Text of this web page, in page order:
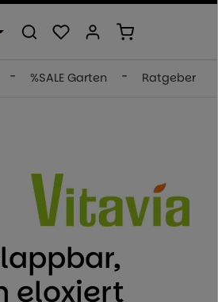
Du hast 0 Produkte auf dem
Warenkorb
- %SALE Garten - Ratgeber
eloxiert